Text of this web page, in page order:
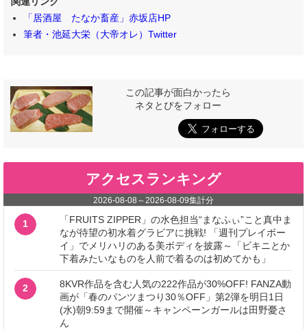
「居酒屋 たなか畜産」赤坂店HP
筆者・池延大栄（大帝オレ）Twitter
この記事が面白かったら
ネタとぴをフォロー
アクセスランキング
2026-08-08 ～2026-08-09集計分
1
「FRUITS ZIPPER」の水色担当“まなふぃ”こと真中ま
なが待望の初水着グラビアに挑戦! 「週刊プレイボー
イ」でメリハリのある美ボディを披露～「ビキニとか
下着みたいなものを人前で着るのは初めてかも」
2
8KVR作品を含む人気の222作品が30%OFF! FANZA動
画が「春のパンツまつり30％OFF」第2弾を明日1日
(水)朝9:59まで開催～キャンペーンガールは田野憂さ
ん